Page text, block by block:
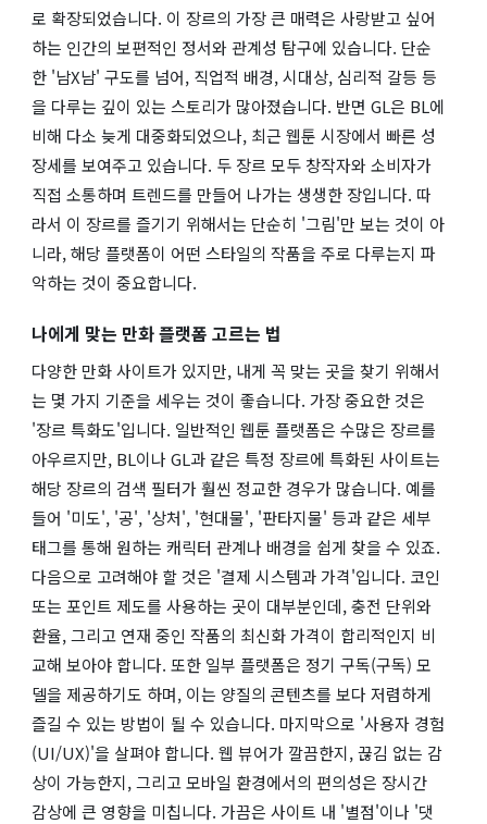
로 확장되었습니다. 이 장르의 가장 큰 매력은 사랑받고 싶어
하는 인간의 보편적인 정서와 관계성 탐구에 있습니다. 단순
한 '남X남' 구도를 넘어, 직업적 배경, 시대상, 심리적 갈등 등
을 다루는 깊이 있는 스토리가 많아졌습니다. 반면 GL은 BL에
비해 다소 늦게 대중화되었으나, 최근 웹툰 시장에서 빠른 성
장세를 보여주고 있습니다. 두 장르 모두 창작자와 소비자가
직접 소통하며 트렌드를 만들어 나가는 생생한 장입니다. 따
라서 이 장르를 즐기기 위해서는 단순히 '그림'만 보는 것이 아
니라, 해당 플랫폼이 어떤 스타일의 작품을 주로 다루는지 파
악하는 것이 중요합니다.
나에게 맞는 만화 플랫폼 고르는 법
다양한 만화 사이트가 있지만, 내게 꼭 맞는 곳을 찾기 위해서
는 몇 가지 기준을 세우는 것이 좋습니다. 가장 중요한 것은
'장르 특화도'입니다. 일반적인 웹툰 플랫폼은 수많은 장르를
아우르지만, BL이나 GL과 같은 특정 장르에 특화된 사이트는
해당 장르의 검색 필터가 훨씬 정교한 경우가 많습니다. 예를
들어 '미도', '공', '상처', '현대물', '판타지물' 등과 같은 세부
태그를 통해 원하는 캐릭터 관계나 배경을 쉽게 찾을 수 있죠.
다음으로 고려해야 할 것은 '결제 시스템과 가격'입니다. 코인
또는 포인트 제도를 사용하는 곳이 대부분인데, 충전 단위와
환율, 그리고 연재 중인 작품의 최신화 가격이 합리적인지 비
교해 보아야 합니다. 또한 일부 플랫폼은 정기 구독(구독) 모
델을 제공하기도 하며, 이는 양질의 콘텐츠를 보다 저렴하게
즐길 수 있는 방법이 될 수 있습니다. 마지막으로 '사용자 경험
(UI/UX)'을 살펴야 합니다. 웹 뷰어가 깔끔한지, 끊김 없는 감
상이 가능한지, 그리고 모바일 환경에서의 편의성은 장시간
감상에 큰 영향을 미칩니다. 가끔은 사이트 내 '별점'이나 '댓